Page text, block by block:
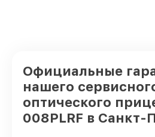
Официальные
нашего
оптического
008PLRF в Санкт-